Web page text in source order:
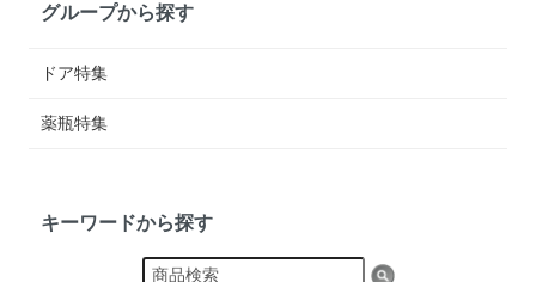
グループから探す
ドア特集
薬瓶特集
キーワードから探す